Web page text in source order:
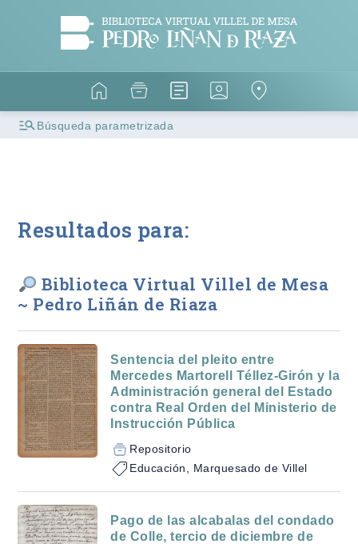
Búsqueda parametrizada
Resultados para:
Biblioteca Virtual Villel de Mesa
~ Pedro Liñán de Riaza
Sentencia del pleito entre
Mercedes Martorell Téllez-Girón y la
Administración general del Estado
contra Real Orden del Ministerio de
Instrucción Pública
Repositorio
Educación, Marquesado de Villel
Pago de las alcabalas del condado
de Colle, tercio de diciembre de